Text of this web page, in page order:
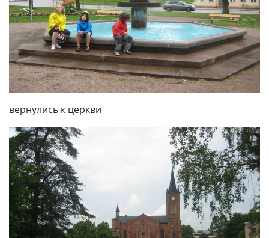
вернулись к церкви